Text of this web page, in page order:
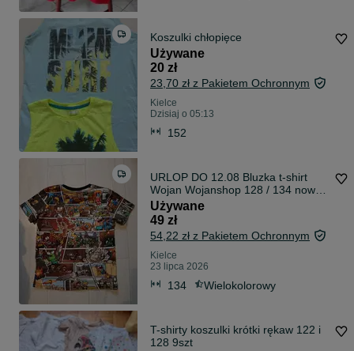
Koszulki chłopięce
Używane
20 zł
23,70 zł z Pakietem Ochronnym
Kielce
Dzisiaj o 05:13
152
URLOP DO 12.08 Bluzka t-shirt
Wojan Wojanshop 128 / 134 nowa
kolekcja
Używane
49 zł
54,22 zł z Pakietem Ochronnym
Kielce
23 lipca 2026
134 Wielokolorowy
T-shirty koszulki krótki rękaw 122 i
128 9szt